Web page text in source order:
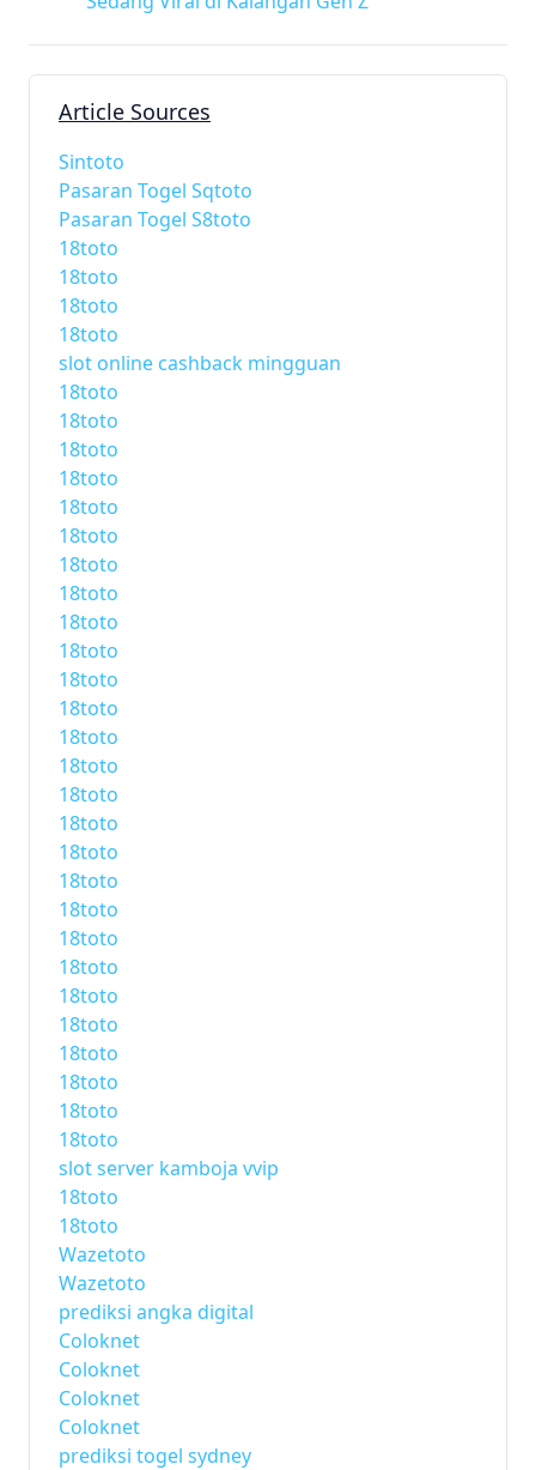
Article Sources
Sintoto
Pasaran Togel Sqtoto
Pasaran Togel S8toto
18toto
18toto
18toto
18toto
slot online cashback mingguan
18toto
18toto
18toto
18toto
18toto
18toto
18toto
18toto
18toto
18toto
18toto
18toto
18toto
18toto
18toto
18toto
18toto
18toto
18toto
18toto
18toto
18toto
18toto
18toto
18toto
18toto
18toto
slot server kamboja vvip
18toto
18toto
Wazetoto
Wazetoto
prediksi angka digital
Coloknet
Coloknet
Coloknet
Coloknet
prediksi togel sydney